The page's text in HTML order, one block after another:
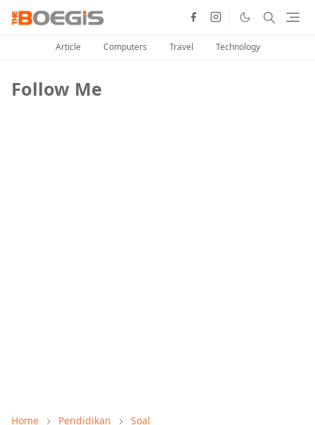
Article Computers Travel Technology
Follow Me
Home Pendidikan Soal